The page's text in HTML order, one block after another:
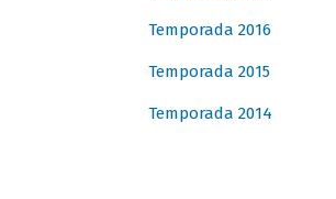
Temporada 2016
Temporada 2015
Temporada 2014